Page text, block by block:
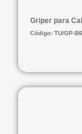
Griper para
Código: TU/GP-